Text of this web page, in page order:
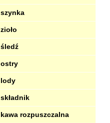
szynka
zioło
śledź
ostry
lody
składnik
kawa rozpuszczalna